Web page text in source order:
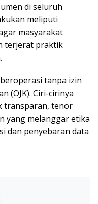
di seluruh
meliputi
masyarakat
terjerat praktik
tanpa izin
(OJK). Ciri-cirinya
transparan, tenor
yang melanggar etika
dan penyebaran data